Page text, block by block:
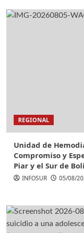
REGIONAL
Unidad de
Compromiso y
Piar y el Sur de
INFOSUR 05/08/